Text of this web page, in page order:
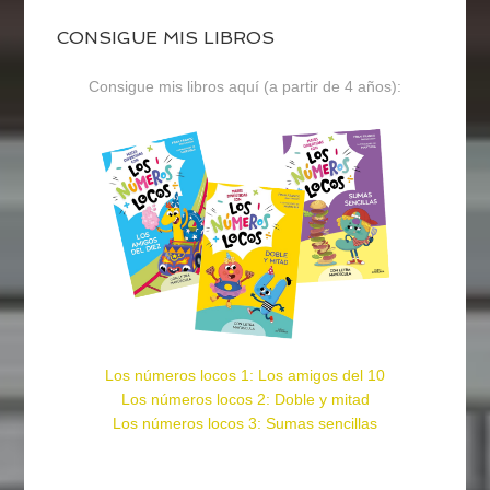
CONSIGUE MIS LIBROS
Consigue mis libros aquí (a partir de 4 años):
Los números locos 1: Los amigos del 10
Los números locos 2: Doble y mitad
Los números locos 3: Sumas sencillas